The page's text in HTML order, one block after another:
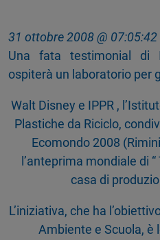
31 ottobre 2008 @ 07:05:42
Una fata testimonial di
ospiterà un laboratorio per
Walt Disney e IPPR ,
Plastiche da Riciclo,
Ecomondo 2008
l’anteprima mondiale di
casa di
L’iniziativa, che ha
Ambiente e Scuola, è